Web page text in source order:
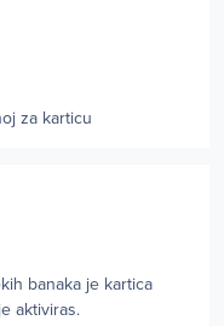
za karticu
banaka je kartica
aktiviras.